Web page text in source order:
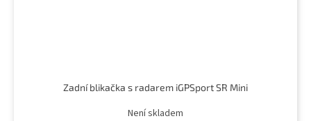
Zadní blikačka s radarem iGPSport SR Mini
Není skladem